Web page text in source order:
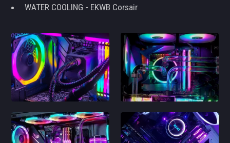
WATER COOLING - EKWB Corsair